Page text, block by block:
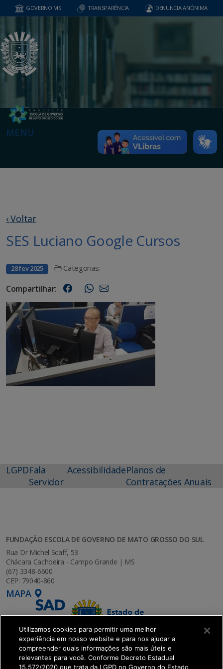
GOVERNO MS TRANSPARÊNCIA DENUNCIA ANÔNIMA
MENU
‹ Voltar
SES Luciano Google Cursos
28 fev 2025 Categorias:
Compartilhar:
LGPDFala
Servidor
AcessibilidadePlanos de
Contratações Anuais
FUNDAÇÃO ESCOLA DE GOVERNO DE MATO GROSSO DO SUL
Rua Dr Michel Scaff, 53
Chácara Cachoeira - Campo Grande | MS
(67) 3348-6600
CEP: 79040-860
MAPA
Utilizamos cookies para permitir uma melhor
experiência em nosso website e para nos ajudar a
compreender quais informações são mais úteis e
relevantes para você. Conforme Decreto Estadual
15.572/2020 que trata da LGPD no Governo do Estado